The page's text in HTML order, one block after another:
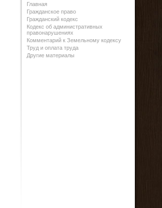
Главная
Гражданское право
Гражданский кодекс
Кодекс об административных
правонарушениях
Комментарий к Земельному кодексу
Труд и оплата труда
Другие материалы